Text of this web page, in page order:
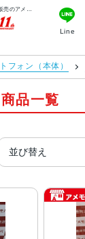
Line
フォン（本体）
品一覧